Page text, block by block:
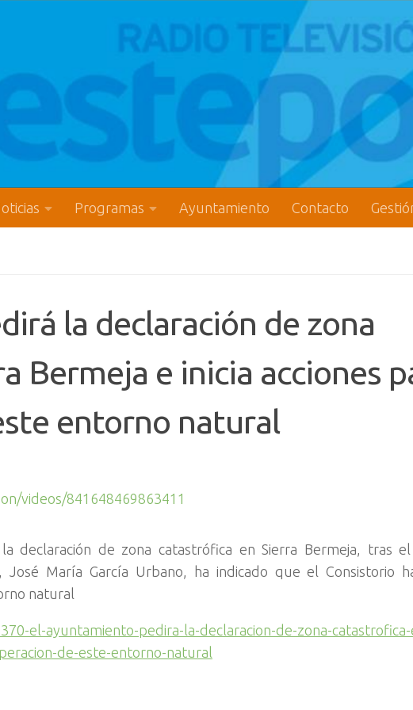
Programas Ayuntamiento Contacto
la declaración de zona
Bermeja e inicia acciones
entorno natural
videos/841648469863411
declaración de zona catastrófica en Sierra Bermeja, tras el
María García Urbano, ha indicado que el Consistorio
natural
el-ayuntamiento-pedira-la-declaracion-de-zona-catastrofica-
de-este-entorno-natural